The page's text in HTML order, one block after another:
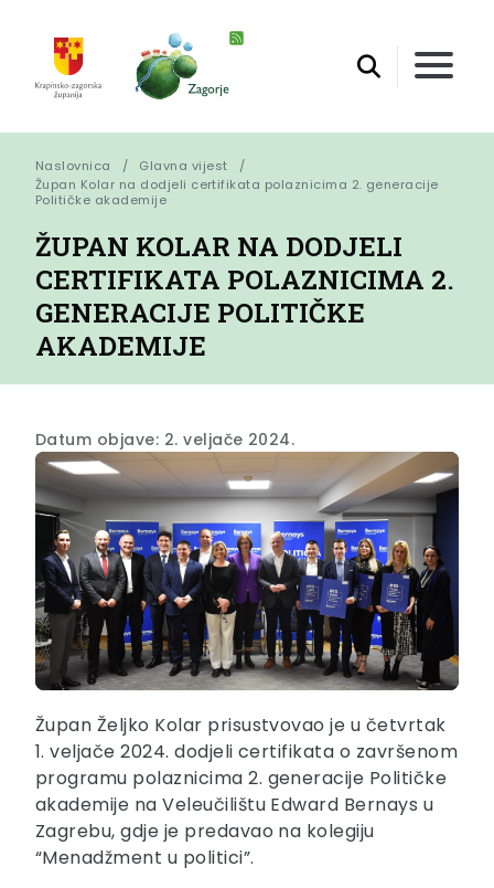
Naslovnica
Glavna vijest
Župan Kolar na dodjeli certifikata polaznicima 2. generacije
Političke akademije
ŽUPAN KOLAR NA DODJELI
CERTIFIKATA POLAZNICIMA 2.
GENERACIJE POLITIČKE
AKADEMIJE
Datum objave: 2. veljače 2024.
Župan Željko Kolar prisustvovao je u četvrtak
1. veljače 2024. dodjeli certifikata o završenom
programu polaznicima 2. generacije Političke
akademije na Veleučilištu Edward Bernays u
Zagrebu, gdje je predavao na kolegiju
“Menadžment u politici”.